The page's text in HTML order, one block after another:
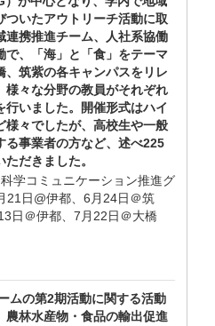
ついたアウトリーチ活動に取
連携推進チーム、人社系協働
で、「海」と「食」をテーマ
、筑紫の各キャンパスをリレ
様々な分野の教員がそれぞれ
いました。開催形式はハイ
様々でしたが、高校生や一般
る事業者の方など、述べ225
だきました。
学コミュニケーション推進グ
21日@伊都、6月24日＠筑
日＠伊都、7月22日＠大橋
ムの第2期活動に関する活動
農林水産物・食品の輸出促進